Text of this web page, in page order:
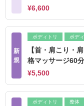
¥6,600
新
規
ボディトリ ボデ
【首・肩こり・
格マッサージ60
¥5,500
ボディトリ 整体